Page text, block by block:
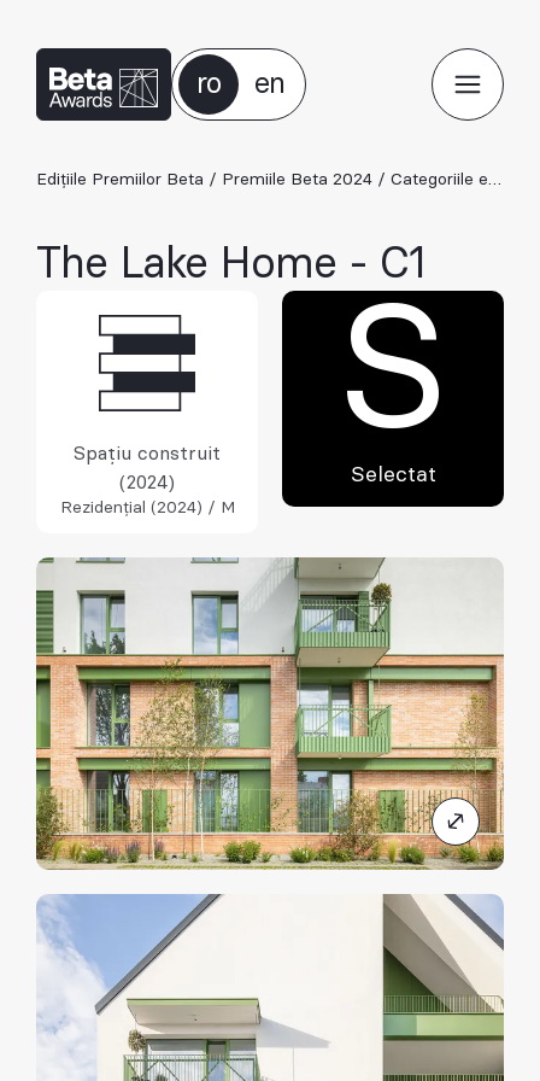
ro en
Edițiile Premiilor Beta / Premiile Beta 2024 / Categoriile ediției 2024
The Lake Home - C1
Spațiu construit
(2024)
Rezidențial (2024) / M
S
Selectat